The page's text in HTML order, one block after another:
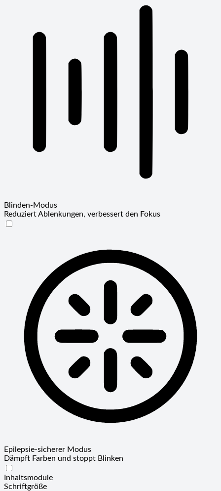
Blinden-Modus
Reduziert Ablenkungen, verbessert den Fokus
Epilepsie-sicherer Modus
Dämpft Farben und stoppt Blinken
Inhaltsmodule
Schriftgröße